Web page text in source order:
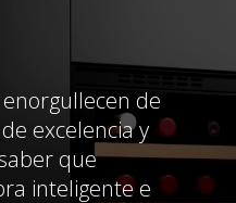
de
excelencia y
que
inteligente e